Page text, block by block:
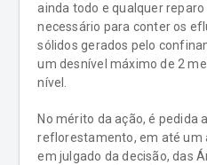
ainda todo e qualquer
necessário para conter os
sólidos gerados pelo
um desnível máximo de 2
nível.
No mérito da ação, é pedida
reflorestamento, em até um
em julgado da decisão, das